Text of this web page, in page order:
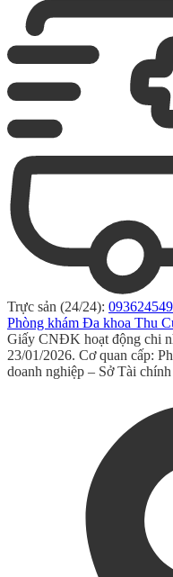
Trực sản (24/24):
Phòng khám Đa khoa Thu
Giấy CNĐK hoạt động chi
23/01/2026. Cơ quan cấp:
doanh nghiệp – Sở Tài